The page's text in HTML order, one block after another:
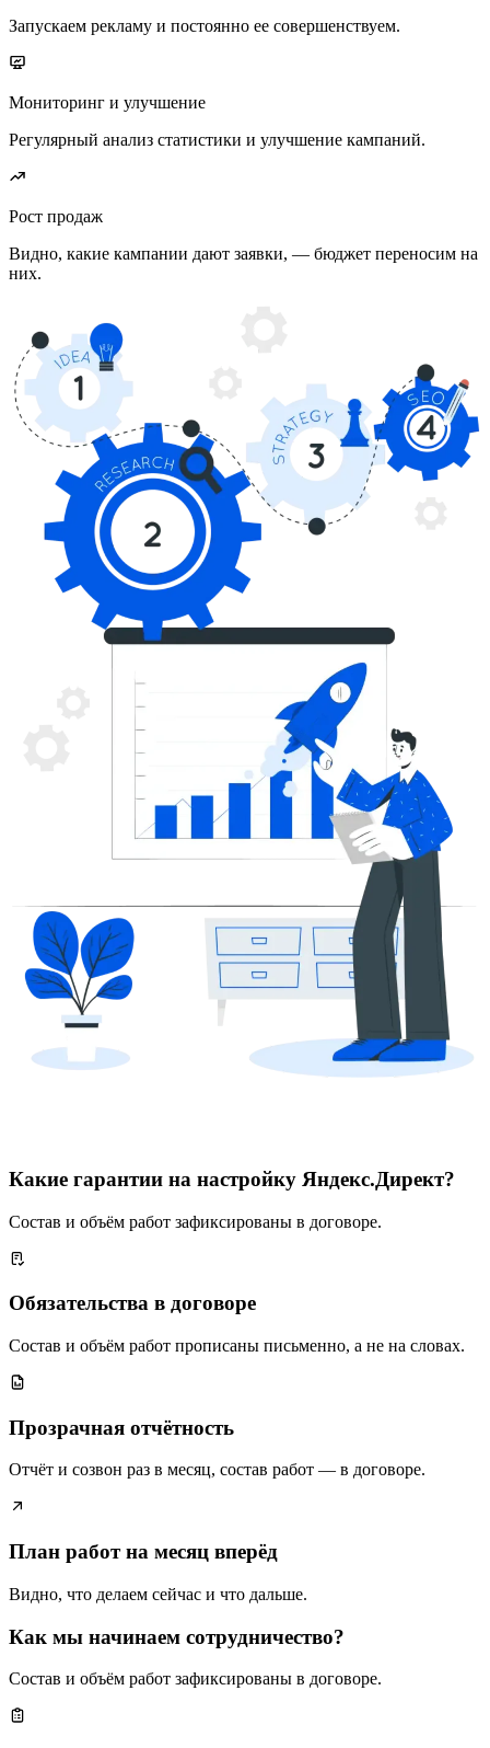
Запускаем рекламу и постоянно ее совершенствуем.
Мониторинг и улучшение
Регулярный анализ статистики и улучшение кампаний.
Рост продаж
Видно, какие кампании дают заявки, — бюджет переносим на
них.
Какие гарантии на настройку Яндекс.Директ?
Состав и объём работ зафиксированы в договоре.
Обязательства в договоре
Состав и объём работ прописаны письменно, а не на словах.
Прозрачная отчётность
Отчёт и созвон раз в месяц, состав работ — в договоре.
План работ на месяц вперёд
Видно, что делаем сейчас и что дальше.
Как мы начинаем сотрудничество?
Состав и объём работ зафиксированы в договоре.